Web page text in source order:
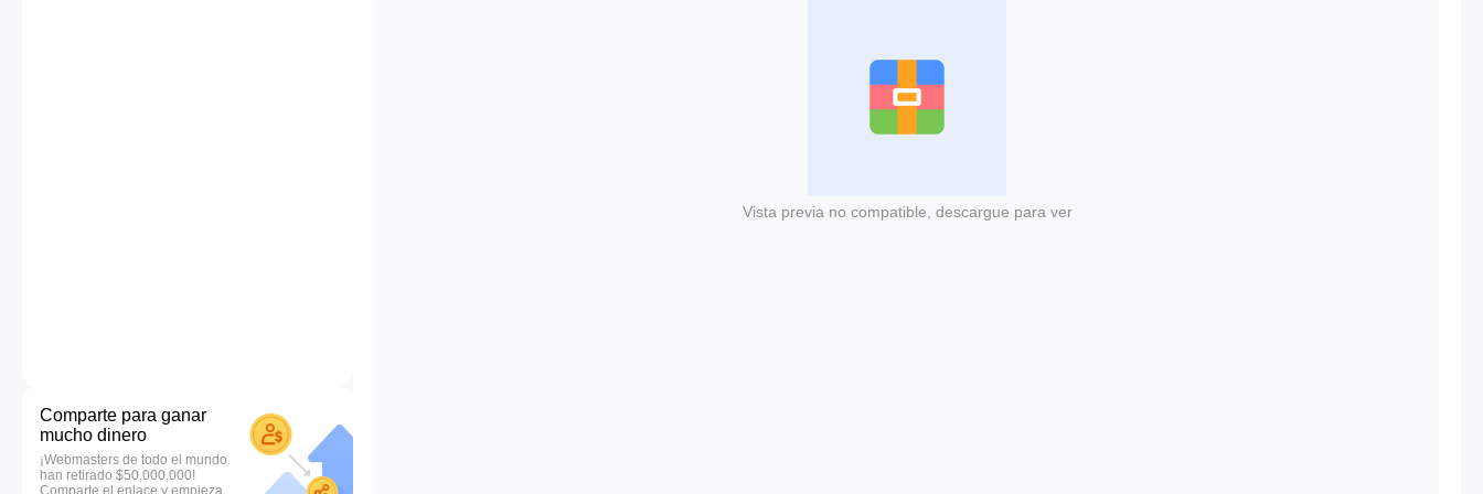
Comparte para ganar
mucho dinero
¡Webmasters de todo el mundo
han retirado $50,000,000!
Comparte el enlace y empieza
Vista previa no compatible, descargue para ver